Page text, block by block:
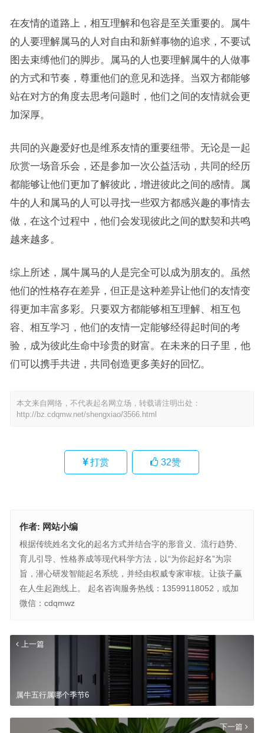
在友情的道路上，相互理解和包容是至关重要的。属牛
的人要理解属马的人对自由和新鲜事物的追求，不要试
图去束缚他们的脚步。属马的人也要理解属牛的人做事
的方式和节奏，尊重他们的意见和选择。当双方都能够
站在对方的角度去思考问题时，他们之间的友情就会更
加深厚。
共同的兴趣爱好也是维系友情的重要纽带。无论是一起
欣赏一场音乐会，还是参加一次公益活动，共同的经历
都能够让他们更加了解彼此，增进彼此之间的感情。属
牛的人和属马的人可以寻找一些双方都感兴趣的事情去
做，在这个过程中，他们会发现彼此之间的默契和共鸣
越来越多。
综上所述，属牛属马的人是完全可以成为朋友的。虽然
他们的性格存在差异，但正是这种差异让他们的友情变
得更加丰富多彩。只要双方都能够相互理解、相互包
容、相互学习，他们的友情一定能够经得起时间的考
验，成为彼此生命中珍贵的财富。在未来的日子里，他
们可以携手共进，共同创造更多美好的回忆。
本文来自网络，不代表起名网立场，转载请注明出处：
http://bz.cdqmw.net/shengxiao/3566.html
打赏 32赞
作者: 网站小编
根据传统姓名文化的起名方式并结合字的形音义、流行趋势、
育儿引导、性格养成等现代科学方法，以“为你起好名”为宗
旨，潜心研发智能起名系统，并经由权威专家审核。让孩子赢
在人生起跑线上。 起名咨询服务热线：13599118052，或加
微信：cdqmwz
上一篇
属牛五行属哪个季节6
下一篇